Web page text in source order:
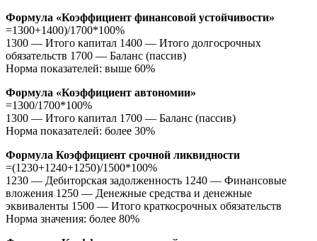
Формула «Коэффициент финансовой устойчивости»
=1300+1400)/1700*100%
1300 — Итого капитал 1400 — Итого долгосрочных
обязательств 1700 — Баланс (пассив)
Норма показателей: выше 60%
Формула «Коэффициент автономии»
=1300/1700*100%
1300 — Итого капитал 1700 — Баланс (пассив)
Норма показателей: более 30%
Формула Коэффициент срочной ликвидности
=(1230+1240+1250)/1500*100%
1230 — Дебиторская задолженность 1240 — Финансовые
вложения 1250 — Денежные средства и денежные
эквиваленты 1500 — Итого краткосрочных обязательств
Норма значения: более 80%